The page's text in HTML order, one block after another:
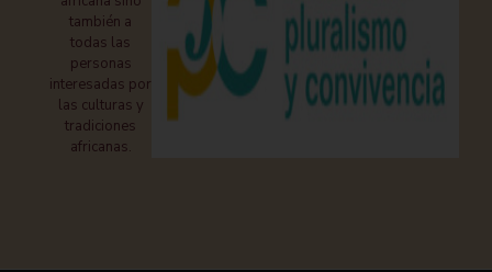
también a
todas las
personas
interesadas por
las culturas y
tradiciones
africanas.